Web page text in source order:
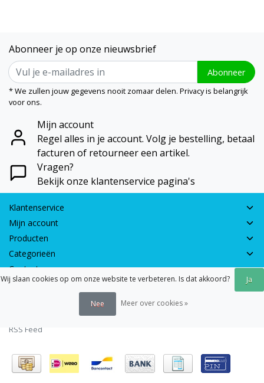
Abonneer je op onze nieuwsbrief
Abonneer
* We zullen jouw gegevens nooit zomaar delen. Privacy is belangrijk
voor ons.
Mijn account
Regel alles in je account. Volg je bestelling, betaal
facturen of retourneer een artikel.
Vragen?
Bekijk onze klantenservice pagina's
Klantenservice
Mijn account
Producten
Categorieën
Contactgegevens
© 2026 - Earth Games | Realisatie:webshop-service.nl
Algemene voorwaarden|Disclaimer
RSS Feed
Wij slaan cookies op om onze website te verbeteren. Is dat akkoord? Ja
Nee Meer over cookies »